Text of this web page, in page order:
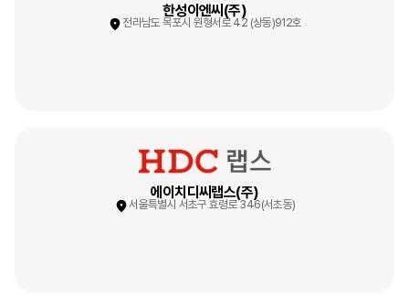
한성이엔씨(주)
전라남도 목포시 원형서로 42 (상동)912호
에이치디씨랩스(주)
서울특별시 서초구 효령로 346(서초동)